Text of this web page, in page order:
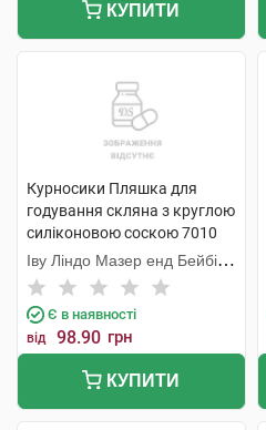
КУПИТИ
Курносики Пляшка для
годування скляна з круглою
силіконовою соскою 7010
130 мл 1 шт
Іву Ліндо Мазер енд Бейбі
Продактс
Є в наявності
від 98.90 грн
КУПИТИ